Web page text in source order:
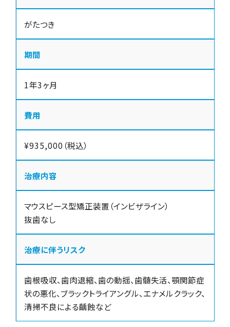
がたつき
期間
1年3ヶ月
費用
¥935,000（税込）
治療内容
マウスピース型矯正装置（インビザライン）
抜歯なし
治療に伴うリスク
歯根吸収、歯肉退縮、歯の動揺、歯髄失活、顎関節症
状の悪化、ブラックトライアングル、エナメルクラック、
清掃不良による齲蝕など